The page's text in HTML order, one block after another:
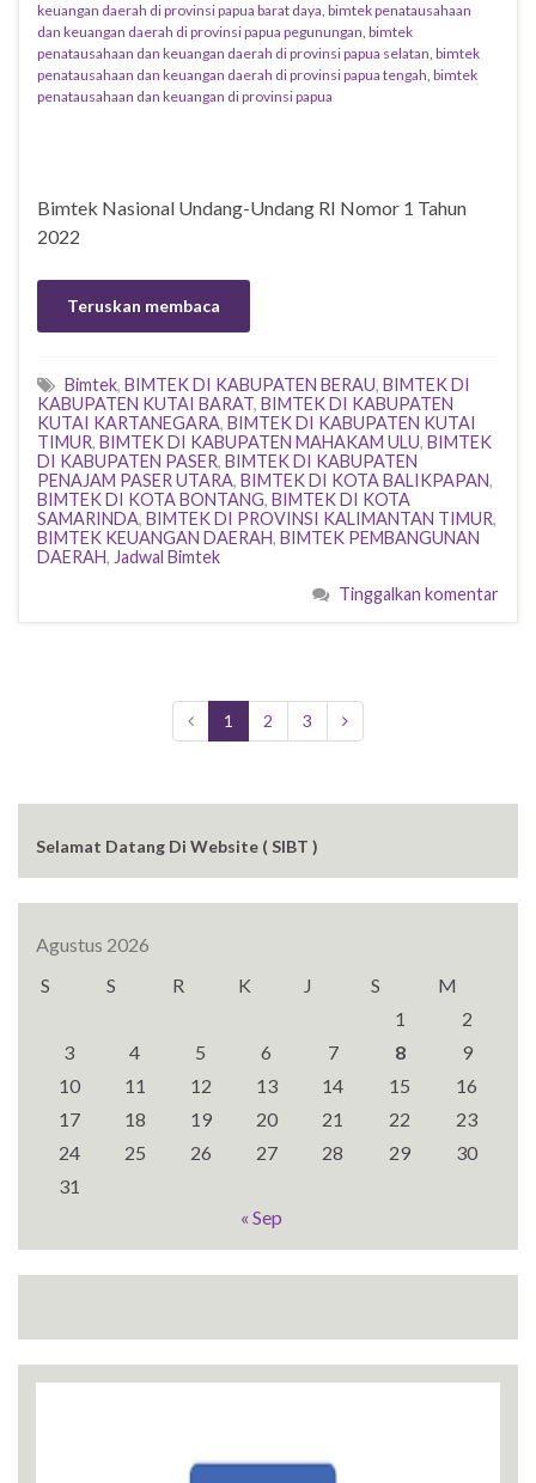
keuangan daerah di provinsi papua barat daya, bimtek penatausahaan
dan keuangan daerah di provinsi papua pegunungan, bimtek
penatausahaan dan keuangan daerah di provinsi papua selatan, bimtek
penatausahaan dan keuangan daerah di provinsi papua tengah, bimtek
penatausahaan dan keuangan di provinsi papua
Bimtek Nasional Undang-Undang RI Nomor 1 Tahun
2022
Teruskan membaca
Bimtek, BIMTEK DI KABUPATEN BERAU, BIMTEK DI
KABUPATEN KUTAI BARAT, BIMTEK DI KABUPATEN
KUTAI KARTANEGARA, BIMTEK DI KABUPATEN KUTAI
TIMUR, BIMTEK DI KABUPATEN MAHAKAM ULU, BIMTEK
DI KABUPATEN PASER, BIMTEK DI KABUPATEN
PENAJAM PASER UTARA, BIMTEK DI KOTA BALIKPAPAN,
BIMTEK DI KOTA BONTANG, BIMTEK DI KOTA
SAMARINDA, BIMTEK DI PROVINSI KALIMANTAN TIMUR,
BIMTEK KEUANGAN DAERAH, BIMTEK PEMBANGUNAN
DAERAH, Jadwal Bimtek
Tinggalkan komentar
1 2 3
Selamat Datang Di Website ( SIBT )
Agustus 2026
S
S R K J S
M
1
2
3
4 5 6 7 8
9
10
11 12 13 14 15
16
17
18 19 20 21 22
23
24
25 26 27 28 29
30
31
« Sep